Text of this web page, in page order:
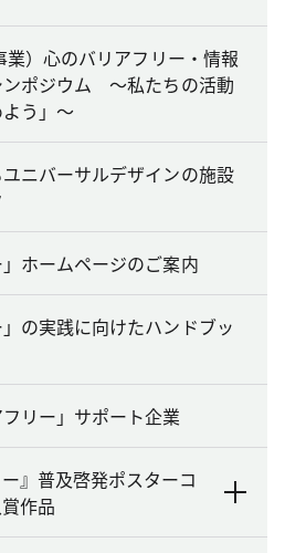
業）心のバリアフリー・情報
ンポジウム ～私たちの活動
う」～
ニバーサルデザインの施設
」ホームページのご案内
」の実践に向けたハンドブッ
リー」サポート企業
』普及啓発ポスターコ
作品